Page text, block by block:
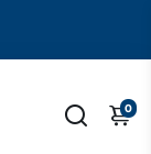
0